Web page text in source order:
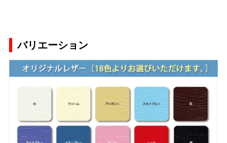
バリエーション